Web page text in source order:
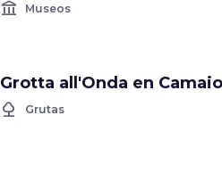
account_balance Museos
Grotta all'Onda en
nature Grutas